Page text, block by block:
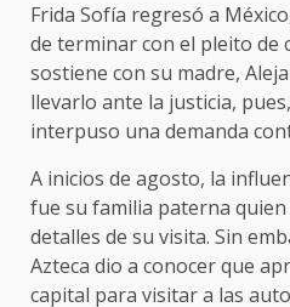
Frida Sofía regresó a
de terminar con el pleito de
sostiene con su madre,
llevarlo ante la justicia,
interpuso una demanda
A inicios de agosto, la
fue su familia paterna
detalles de su visita. Sin
Azteca dio a conocer que
capital para visitar a las